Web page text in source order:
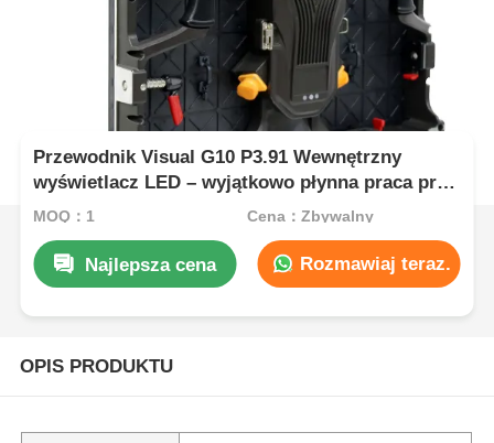
Przewodnik Visual G10 P3.91 Wewnętrzny
wyświetlacz LED – wyjątkowo płynna praca przy
częstotliwości 7680 Hz i szybka instalacja
MOQ：1 Cena：Zbywalny
Najlepsza cena Rozmawiaj teraz.
OPIS PRODUKTU